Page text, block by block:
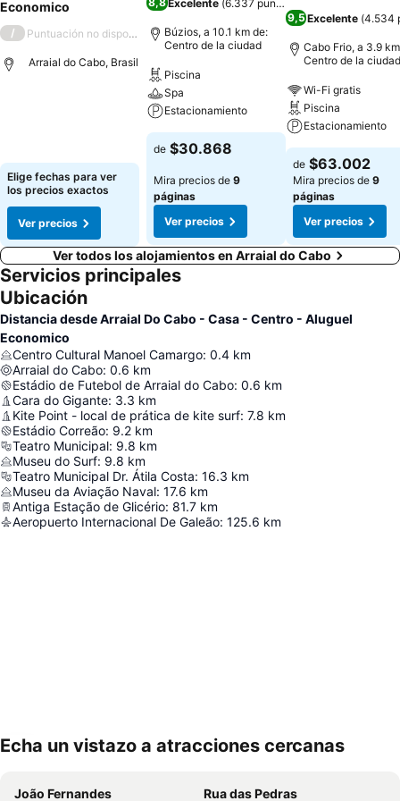
Economico
/ Puntuación no disponible
Arraial do Cabo, Brasil
Elige fechas para ver
los precios exactos
Ver precios
Excelente (6.337 puntuaciones
Búzios, a 10.1 km de:
Centro de la ciudad
Piscina
Spa
Estacionamiento
de $30.868
Mira precios de 9
páginas
Ver precios
9,5Excelente (4.534
Cabo Frio, a 3.9
Centro de la ciudad
Wi-Fi gratis
Piscina
Estacionamiento
de $63.002
Mira precios de 9
páginas
Ver precios
Ver todos los alojamientos en Arraial do Cabo
Servicios principales
Ubicación
Distancia desde Arraial Do Cabo - Casa - Centro - Aluguel
Economico
Centro Cultural Manoel Camargo: 0.4 km
Arraial do Cabo: 0.6 km
Estádio de Futebol de Arraial do Cabo: 0.6 km
Cara do Gigante: 3.3 km
Kite Point - local de prática de kite surf: 7.8 km
Estádio Correão: 9.2 km
Teatro Municipal: 9.8 km
Museu do Surf: 9.8 km
Teatro Municipal Dr. Átila Costa: 16.3 km
Museu da Aviação Naval: 17.6 km
Antiga Estação de Glicério: 81.7 km
Aeropuerto Internacional De Galeão: 125.6 km
Echa un vistazo a atracciones cercanas
João Fernandes Rua das Pedras